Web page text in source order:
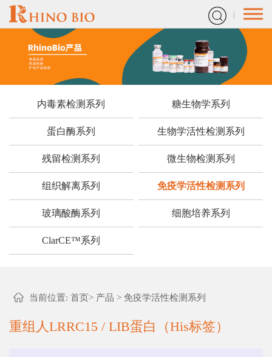
内毒素检测系列 糖生物学系列
蛋白酶系列 生物学活性检测系列
残留检测系列 微生物检测系列
组织解离系列 免疫学活性检测系列
玻璃酸酶系列 细胞培养系列
ClarCE™系列
当前位置: 首页> 产品 > 免疫学活性检测系列
重组人LRRC15 / LIB蛋白（His标签）